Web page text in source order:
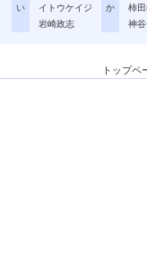
い
イトウケイジ
岩崎政志
か
柿田
神
トップペ